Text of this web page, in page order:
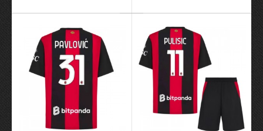
AC Milan Nkunku 18
Hjemme 2026-27 - Herre
Fotballdrakt
720NOK
AC Milan Pavlovic 31
Hjemme 2026-27 - Barn
Draktsett
720NOK 305NOK